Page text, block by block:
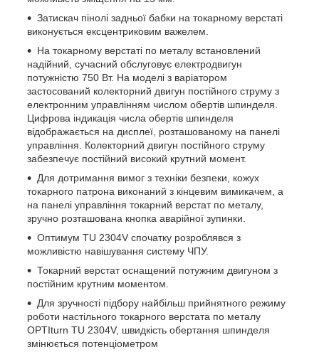
Затискач пінолі задньої бабки на токарному верстаті
виконується ексцентриковим важелем.
На токарному верстаті по металу встановлений
надійний, сучасний обслуговує електродвигун
потужністю 750 Вт. На моделі з варіатором
застосований колекторний двигун постійного струму з
електронним управлінням числом обертів шпинделя.
Цифрова індикація числа обертів шпинделя
відображається на дисплеї, розташованому на панелі
управління. Колекторний двигун постійного струму
забезпечує постійний високий крутний момент.
Для дотримання вимог з техніки безпеки, кожух
токарного патрона виконаний з кінцевим вимикачем, а
на панелі управління токарний верстат по металу,
зручно розташована кнопка аварійної зупинки.
Оптимум TU 2304V спочатку розроблявся з
можливістю навішування систему ЧПУ.
Токарний верстат оснащений потужним двигуном з
постійним крутним моментом.
Для зручності підбору найбільш прийнятного режиму
роботи настільного токарного верстата по металу
OPTIturn TU 2304V, швидкість обертання шпинделя
змінюється потенціометром